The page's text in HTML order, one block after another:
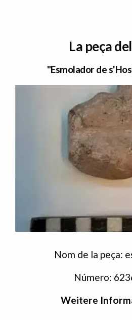
La peça
"Esmolador de
Nom de la peça:
Número:
Weitere